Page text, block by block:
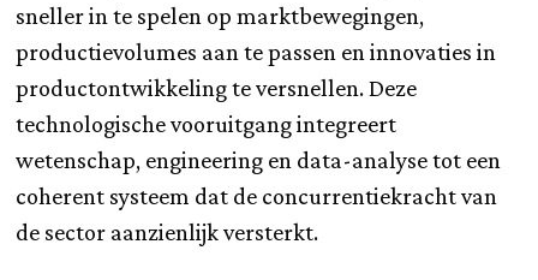
sneller in te spelen op marktbewegingen,
productievolumes aan te passen en innovaties in
productontwikkeling te versnellen. Deze
technologische vooruitgang integreert
wetenschap, engineering en data-analyse tot een
coherent systeem dat de concurrentiekracht van
de sector aanzienlijk versterkt.